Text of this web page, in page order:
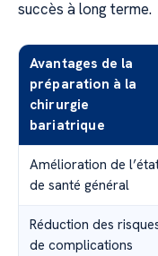
succès à long terme.
Avantages de la
préparation à la
chirurgie
bariatrique
Amélioration de
de santé général
Réduction des
de complications